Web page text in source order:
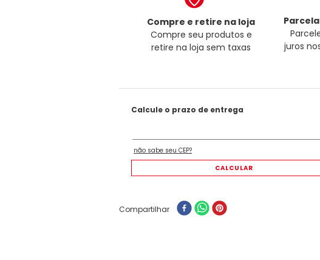
Compre e retire na loja
Compre seu produtos e
retire na loja sem taxas
juros
Compartilhar